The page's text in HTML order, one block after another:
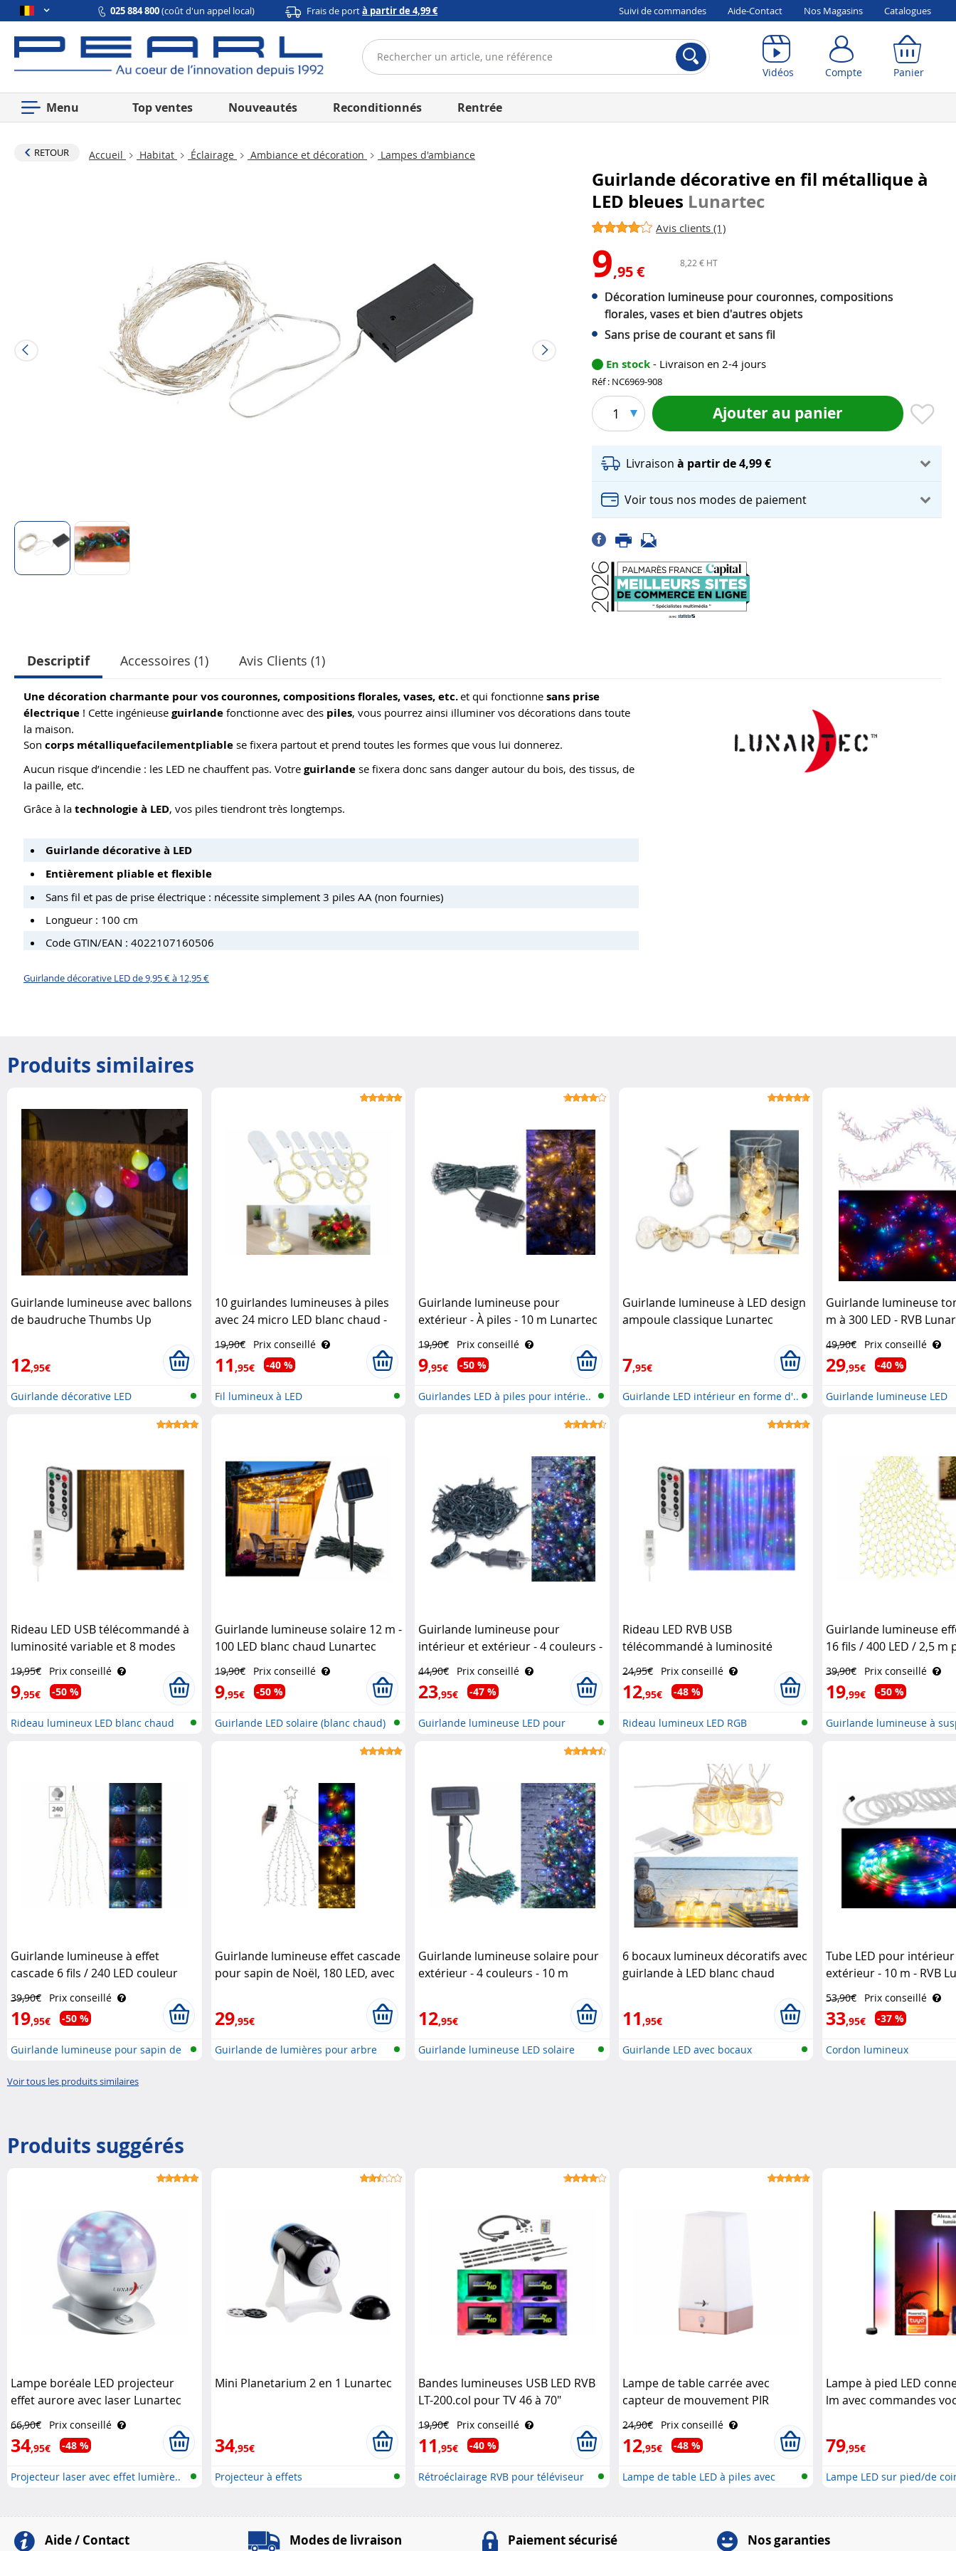
025 884 800(coût d'un appel local) Frais de portà partir de 4,99 € Suivi de commandes Aide-Contact Nos Magasins Catalogues
Vidéos Compte Panier
Menu Top ventes Nouveautés Reconditionnés Rentrée
RETOUR Accueil Habitat Éclairage Ambiance et décoration Lampes d'ambiance
Guirlande décorative en fil métallique à
LED bleues Lunartec
Avis clients (1)
9,95 € 8,22 € HT
Décoration lumineuse pour couronnes, compositions
florales, vases et bien d'autres objets
Sans prise de courant et sans fil
En stock - Livraison en 2-4 jours
Réf : NC6969-908
1 Ajouter au panier
Livraisonà partir de 4,99 €
Voir tous nos modes de paiement
Descriptif Accessoires (1) Avis Clients (1)
Une décoration charmante pour vos couronnes, compositions florales, vases, etc.et qui fonctionne sans prise
électrique ! Cette ingénieuse guirlande fonctionne avec des piles, vous pourrez ainsi illuminer vos décorations dans toute
la maison.
Son corps métalliquefacilementpliable se fixera partout et prend toutes les formes que vous lui donnerez.
Aucun risque d’incendie : les LED ne chauffent pas. Votre guirlande se fixera donc sans danger autour du bois, des tissus, de
la paille, etc.
Grâce à la technologie à LED, vos piles tiendront très longtemps.
Guirlande décorative à LED
Entièrement pliable et flexible
Sans fil et pas de prise électrique : nécessite simplement 3 piles AA (non fournies)
Longueur : 100 cm
Code GTIN/EAN : 4022107160506
Guirlande décorative LED de 9,95 € à 12,95 €
Produits similaires
Guirlande lumineuse avec ballons
de baudruche Thumbs Up
12,95€
Guirlande décorative LED
10 guirlandes lumineuses à piles
avec 24 micro LED blanc chaud -
1,2 m Lunartec
19,90€ Prix conseillé
11,95€ -40 %
Fil lumineux à LED
Guirlande lumineuse pour
extérieur - À piles - 10 m Lunartec
19,90€ Prix conseillé
9,95€ -50 %
Guirlandes LED à piles pour intérie..
Guirlande lumineuse à LED design
ampoule classique Lunartec
7,95€
Guirlande LED intérieur en forme d'..
Guirlande lumineuse
m à 300 LED - RVB
49,90€ Prix conseillé
29,95€ -40 %
Guirlande lumineuse LED
Rideau LED USB télécommandé à
luminosité variable et 8 modes
Lunartec
19,95€ Prix conseillé
9,95€ -50 %
Rideau lumineux LED blanc chaud
Guirlande lumineuse solaire 12 m -
100 LED blanc chaud Lunartec
19,90€ Prix conseillé
9,95€ -50 %
Guirlande LED solaire (blanc chaud)
Guirlande lumineuse pour
intérieur et extérieur - 4 couleurs -
32 m Lunartec
44,90€ Prix conseillé
23,95€ -47 %
Guirlande lumineuse LED pour
Rideau LED RVB USB
télécommandé à luminosité
variable et 8 modes Lunartec
24,95€ Prix conseillé
12,95€ -48 %
Rideau lumineux LED RGB
Guirlande lumineuse
16 fils / 400 LED / 2,5 m
de Noël Lunartec
39,90€ Prix conseillé
19,99€ -50 %
Guirlande lumineuse à
Guirlande lumineuse à effet
cascade 6 fils / 240 LED couleur
changeante Lunartec
39,90€ Prix conseillé
19,95€ -50 %
Guirlande lumineuse pour sapin de
Guirlande lumineuse effet cascade
pour sapin de Noël, 180 LED, avec
29,95€
Guirlande de lumières pour arbre
Guirlande lumineuse solaire pour
extérieur - 4 couleurs - 10 m
12,95€
Guirlande lumineuse LED solaire
6 bocaux lumineux décoratifs avec
guirlande à LED blanc chaud
11,95€
Guirlande LED avec bocaux
Tube LED pour
extérieur - 10 m - RVB
53,90€ Prix conseillé
33,95€ -37 %
Cordon lumineux
Voir tous les produits similaires
Produits suggérés
Lampe boréale LED projecteur
effet aurore avec laser Lunartec
66,90€ Prix conseillé
34,95€ -48 %
Projecteur laser avec effet lumière..
Mini Planetarium 2 en 1 Lunartec
34,95€
Projecteur à effets
Bandes lumineuses USB LED RVB
LT-200.col pour TV 46 à 70"
Lunartec
19,90€ Prix conseillé
11,95€ -40 %
Rétroéclairage RVB pour téléviseur
Lampe de table carrée avec
capteur de mouvement PIR
rechargeable Lunartec
24,90€ Prix conseillé
12,95€ -48 %
Lampe de table LED à piles avec
Lampe à pied LED
lm avec commandes
79,95€
Lampe LED sur pied/de
Aide / Contact Modes de livraison Paiement sécurisé Nos garanties
Compte Panier